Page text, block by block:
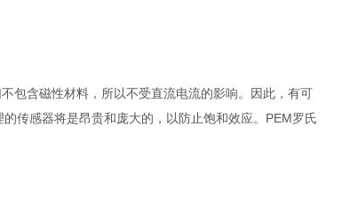
含磁性材料，所以不受直流电流的影响。因此，有可
传感器将是昂贵和庞大的，以防止饱和效应。PEM罗氏